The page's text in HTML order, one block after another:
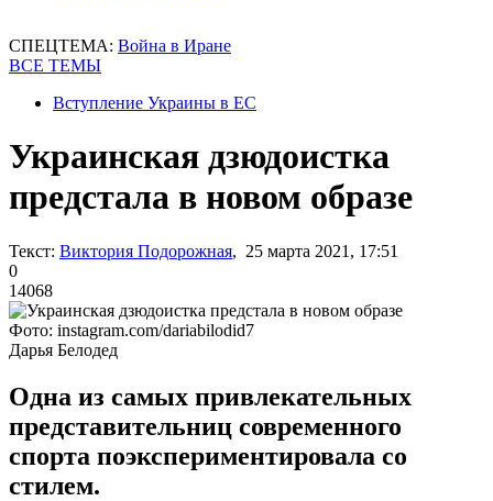
СПЕЦТЕМА: Война в Иране
ВСЕ ТЕМЫ
Вступление Украины в ЕС
Украинская дзюдоистка
предстала в новом образе
Текст: Виктория Подорожная, 25 марта 2021, 17:51
0
14068
Фото: instagram.com/dariabilodid7
Дарья Белодед
Одна из самых привлекательных
представительниц современного
спорта поэкспериментировала со
стилем.